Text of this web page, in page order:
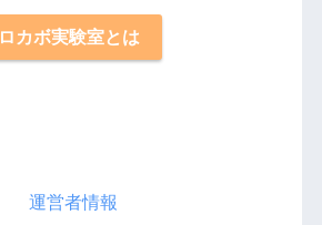
ロカボ実験室とは
運営者情報